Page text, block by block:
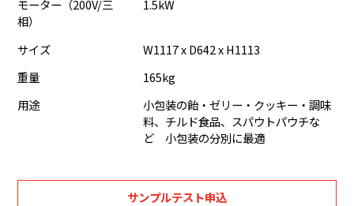
モーター（200V/三
相）
1.5kW
サイズ
W1117 x D642 x H1113
重量
165kg
用途
小包装の飴・ゼリー・クッキー・調味
料、チルド食品、スパウトパウチな
ど 小包装の分別に最適
サンプルテスト申込